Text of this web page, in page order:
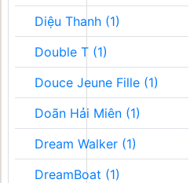
Diệu Thanh (1)
Double T (1)
Douce Jeune Fille (1)
Doãn Hải Miên (1)
Dream Walker (1)
DreamBoat (1)